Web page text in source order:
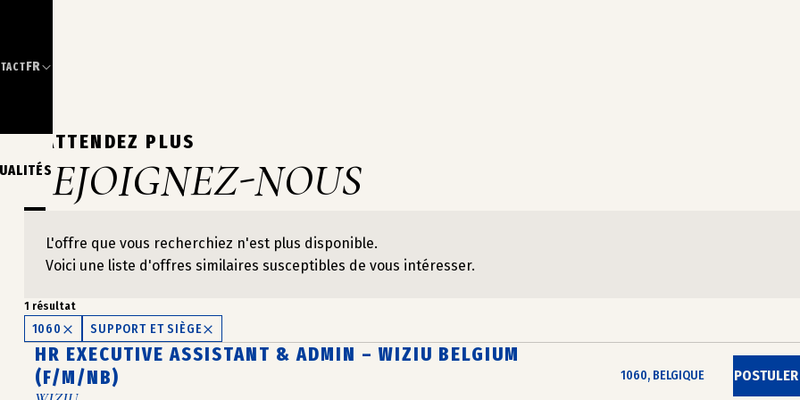
FR
N’ATTENDEZ PLUS
REJOIGNEZ-NOUS
L'offre que vous recherchiez n'est plus disponible.
Voici une liste d'offres similaires susceptibles de vous intéresser.
1 résultat
1060 SUPPORT ET SIÈGE
HR EXECUTIVE ASSISTANT & ADMIN – WIZIU BELGIUM
(F/M/NB)
1060, BELGIQUE POSTULER